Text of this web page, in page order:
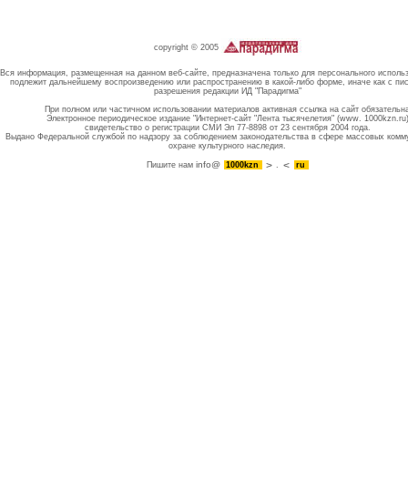
copyright © 2005
Вся информация, размещенная на данном веб-сайте, предназначена только для персонального
подлежит дальнейшему воспроизведению или распространению в какой-либо форме, иначе как с
разрешения редакции ИД "Парадигма"
При полном или частичном использовании материалов активная ссылка на сайт
Электронное периодическое издание "Интернет-сайт "Лента тысячелетия" (www. 1000kzn.ru)
свидетельство о регистрации СМИ Эл 77-8898 от 23 сентября 2004 года.
Выдано Федеральной службой по надзору за соблюдением законодательства в сфере массовых
охране культурного наследия.
Пишите намinfo@ 1000kzn . ru